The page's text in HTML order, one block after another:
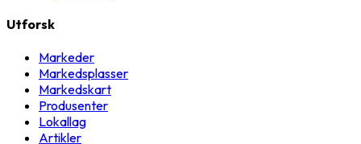
Utforsk
Markeder
Markedsplasser
Markedskart
Produsenter
Lokallag
Artikler